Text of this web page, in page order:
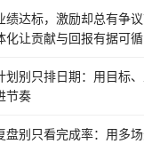
绩达标，激励却总有争
化让贡献与回报有据可循
划别只排日期：用目标
节奏
盘别只看完成率：用多